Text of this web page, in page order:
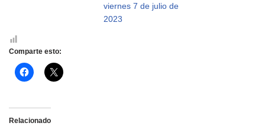
viernes 7 de julio de
2023
Comparte esto:
H
a
i
c
H
a
Relacionado